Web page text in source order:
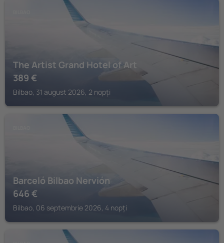
The Artist Grand Hotel of Art
389 €
Bilbao, 31 august 2026, 2 nopți
Barceló Bilbao Nervión
646 €
Bilbao, 06 septembrie 2026, 4 nopți